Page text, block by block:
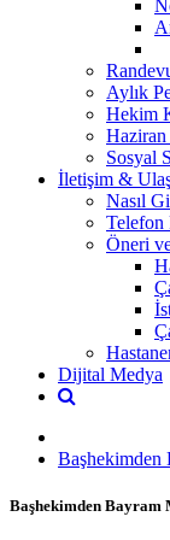
Aylık
Hekim
Sosyal
İletişim &
Nasıl
Telefon
Öneri
Dijital Medya
Başhekimden
Başhekimden Bayram